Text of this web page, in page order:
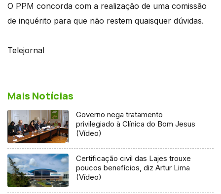
O PPM concorda com a realização de uma comissão
de inquérito para que não restem quaisquer dúvidas.
Telejornal
Mais Notícias
Governo nega tratamento
privilegiado à Clínica do Bom Jesus
(Vídeo)
Certificação civil das Lajes trouxe
poucos benefícios, diz Artur Lima
(Vídeo)